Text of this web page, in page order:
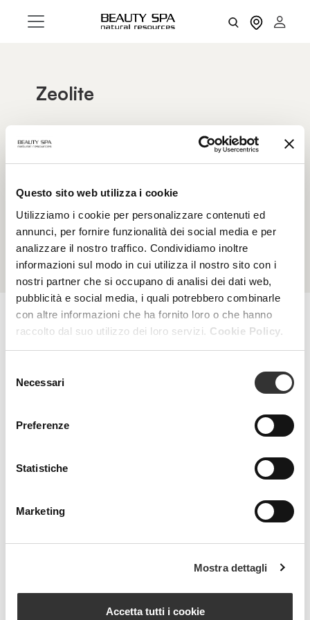
Questo sito web utilizza i cookie
Utilizziamo i cookie per personalizzare contenuti ed
annunci, per fornire funzionalità dei social media e per
analizzare il nostro traffico. Condividiamo inoltre
informazioni sul modo in cui utilizza il nostro sito con i
nostri partner che si occupano di analisi dei dati web,
pubblicità e social media, i quali potrebbero combinarle
con altre informazioni che ha fornito loro o che hanno
raccolto dal suo utilizzo dei loro servizi. Cookie Policy.
delNecessari
Preferenze
Statistiche
Marketing
Mostra dettagli
Accetta tutti i cookie
Zeolite
capable of adsorbing a series of harmful
substances accumulated on the skin, such as
inflammatory and detoxifying action prevents the
to the skin tissue, which regains balance and
vitality.
FILTERS RESET FILTERS
Beauty Spa is a brand
Strada della Pace, 29, Mezzani